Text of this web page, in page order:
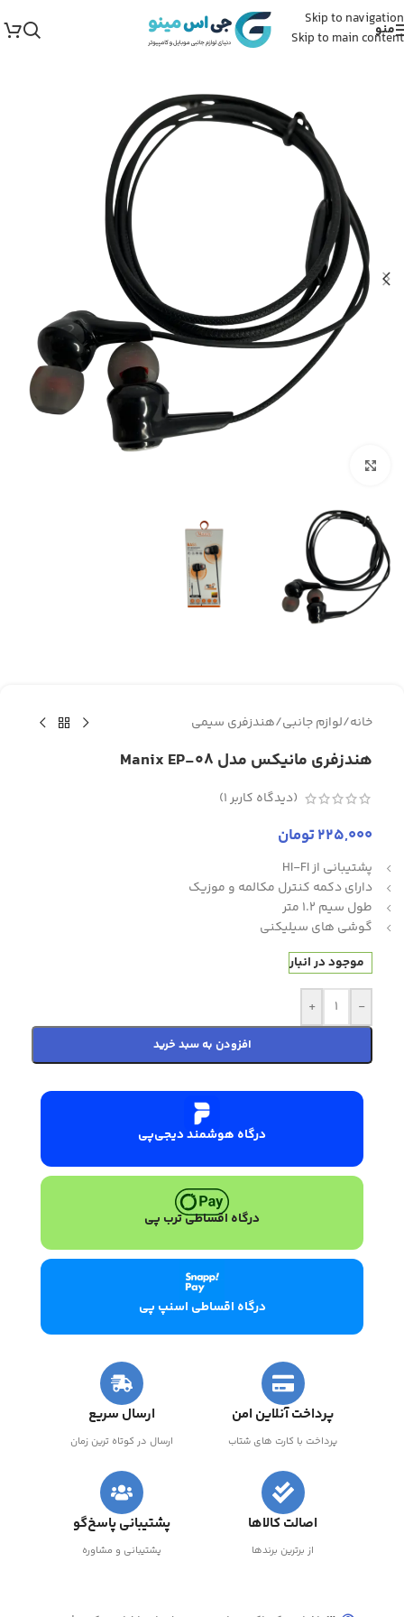
Skip to navigation
Skip to main content
منو
خانه/لوازم جانبی/هندزفری سیمی
هندزفری مانیکس مدل Manix EP-08
(دیدگاه کاربر1
)
225,000تومان
پشتیبانی از HI-FI
دارای دکمه کنترل مکالمه و موزیک
طول سیم 1.2 متر
گوشی های سیلیکنی
موجود در انبار
-
+
افزودن به سبد خرید
درگاه هوشمند دیجی‌پی
درگاه اقساطی ترب پی
درگاه اقساطی اسنپ پی
پرداخت آنلاین امن
پرداخت با کارت های شتاب
ارسال سریع
ارسال در کوتاه ترین زمان
اصالت کالاها
از برترین برندها
پشتیبانی پاسخ‌گو
پشتیبانی و مشاوره